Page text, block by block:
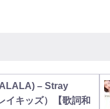
– Stray
イキッズ）【歌詞和